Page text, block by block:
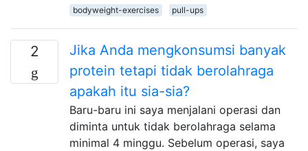
bodyweight-exercises pull-ups
2
Jika Anda mengkonsumsi banyak
protein tetapi tidak berolahraga
apakah itu sia-sia?
Baru-baru ini saya menjalani operasi dan
diminta untuk tidak berolahraga selama
minimal 4 minggu. Sebelum operasi, saya